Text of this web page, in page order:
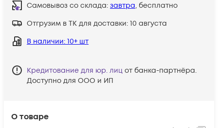
О товаре
Самовывоз со склада: завтра, бесплатно
Отгрузим в ТК для доставки: 10 августа
В наличии: 10+ шт
Кредитование для юр. лиц от банка-партнёра.
Доступно для ООО и ИП